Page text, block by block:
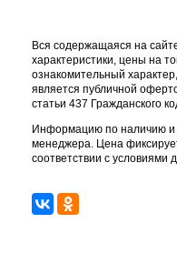
Вся содержащаяся на
характеристики, цены на
ознакомительный
является публичной
статьи 437 Гражданского
Информацию по наличию и
менеджера. Цена
соответствии с условиями